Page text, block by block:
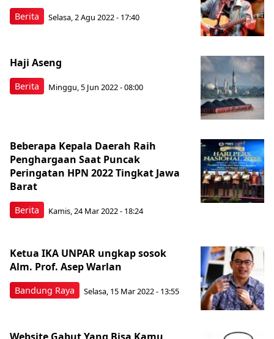
Berita Selasa, 2 Agu 2022 - 17:40
Berita
Haji Aseng
Minggu, 5 Jun 2022 - 08:00
Berita
Beberapa Kepala Daerah Raih
Penghargaan Saat Puncak
Peringatan HPN 2022 Tingkat Jawa
Barat
Kamis, 24 Mar 2022 - 18:24
Bandung Raya
Ketua IKA UNPAR ungkap sosok
Alm. Prof. Asep Warlan
Selasa, 15 Mar 2022 - 13:55